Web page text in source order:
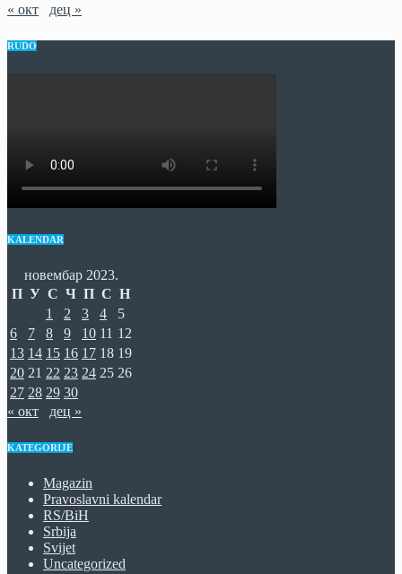
« окт
дец »
RUDO
KALENDAR
новембар 2023.
П У С Ч П С Н
1
2 3 4
5
6
7 8 9 10 11 12
13 14 15 16 17 18 19
20 21 22 23 24 25 26
27 28 29 30
« окт
дец »
KATEGORIJE
Magazin
Pravoslavni kalendar
RS/BiH
Srbija
Svijet
Uncategorized